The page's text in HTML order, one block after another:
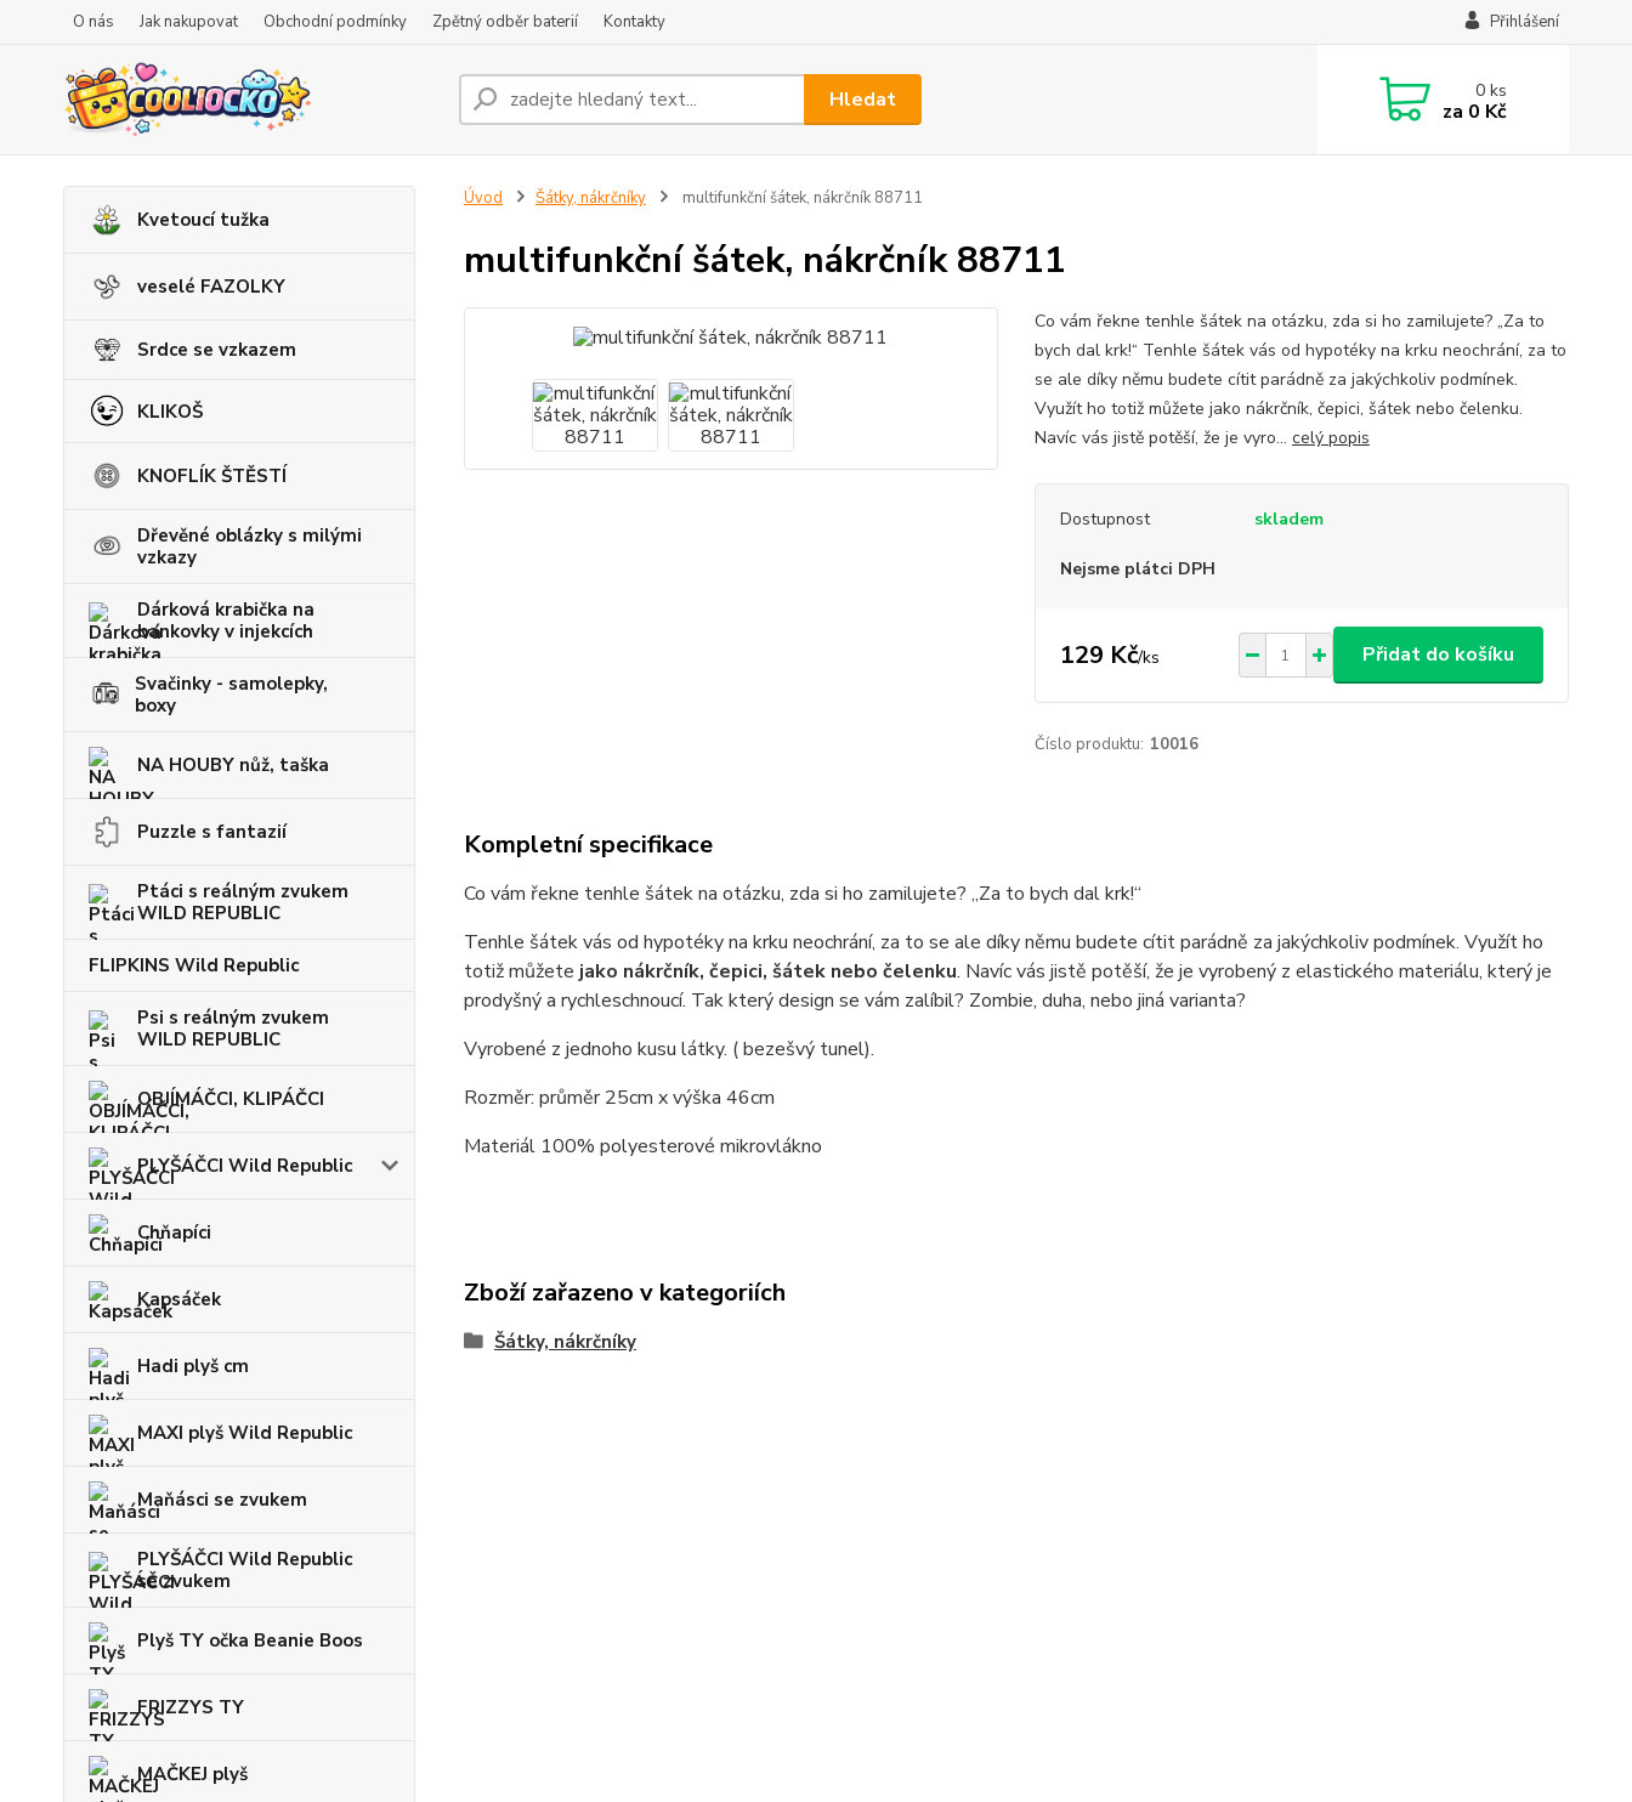
O nás Jak nakupovat Obchodní podmínky Zpětný odběr baterií Kontakty Přihlášení
Hledat 0ks
za 0 Kč
Kvetoucí tužka
veselé FAZOLKY
Srdce se vzkazem
KLIKOŠ
KNOFLÍK ŠTĚSTÍ
Dřevěné oblázky s milými
vzkazy
Dárková krabička na
bankovky v injekcích
Svačinky - samolepky,
boxy
NA HOUBY nůž, taška
Puzzle s fantazií
Ptáci s reálným zvukem
WILD REPUBLIC
FLIPKINS Wild Republic
Psi s reálným zvukem
WILD REPUBLIC
OBJÍMÁČCI, KLIPÁČCI
PLYŠÁČCI Wild Republic
Chňapíci
Kapsáček
Hadi plyš cm
MAXI plyš Wild Republic
Maňásci se zvukem
PLYŠÁČCI Wild Republic
se zvukem
Plyš TY očka Beanie Boos
FRIZZYS TY
MAČKEJ plyš
Úvod Šátky, nákrčníky multifunkční šátek, nákrčník 88711
multifunkční šátek, nákrčník 88711
Co vám řekne tenhle šátek na otázku, zda si ho zamilujete? „Za to
bych dal krk!“ Tenhle šátek vás od hypotéky na krku neochrání, za to
se ale díky němu budete cítit parádně za jakýchkoliv podmínek.
Využít ho totiž můžete jako nákrčník, čepici, šátek nebo čelenku.
Navíc vás jistě potěší, že je vyro... celý popis
Dostupnost skladem
Nejsme plátci DPH
129 Kč/ks Přidat do košíku
Číslo produktu: 10016
Kompletní specifikace
Co vám řekne tenhle šátek na otázku, zda si ho zamilujete? „Za to bych dal krk!“
Tenhle šátek vás od hypotéky na krku neochrání, za to se ale díky němu budete cítit parádně za jakýchkoliv podmínek. Využít ho
totiž můžete jako nákrčník, čepici, šátek nebo čelenku. Navíc vás jistě potěší, že je vyrobený z elastického materiálu, který je
prodyšný a rychleschnoucí. Tak který design se vám zalíbil? Zombie, duha, nebo jiná varianta?
Vyrobené z jednoho kusu látky. ( bezešvý tunel).
Rozměr: průměr 25cm x výška 46cm
Materiál 100% polyesterové mikrovlákno
Zboží zařazeno v kategoriích
Šátky, nákrčníky